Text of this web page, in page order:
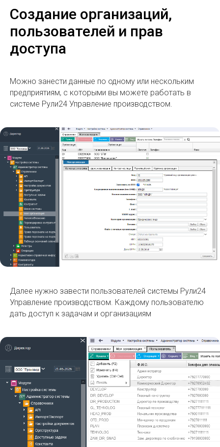
Создание организаций,
пользователей и прав
доступа
Можно занести данные по одному или нескольким
предприятиям, с которыми вы можете работать в
системе Рули24 Управление производством.
Далее нужно завести пользователей системы Рули24
Управление производством. Каждому пользователю
дать доступ к задачам и организациям